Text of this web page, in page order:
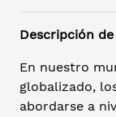
Descripción
En nuestro
globalizado,
abordarse a